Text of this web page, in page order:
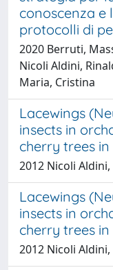
conoscenza e
protocolli di
2020 Berruti,
Nicoli Aldini,
Maria, Cristina
Lacewings
insects in
cherry trees
2012 Nicoli
Lacewings
insects in
cherry trees
2012 Nicoli